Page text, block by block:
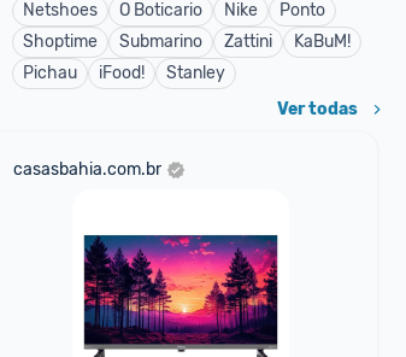
Netshoes
O Boticario Nike
Ponto
Shoptime
Submarino Zattini
KaBuM!
Pichau
iFood! Stanley
Ver todas
casasbahia.com.br